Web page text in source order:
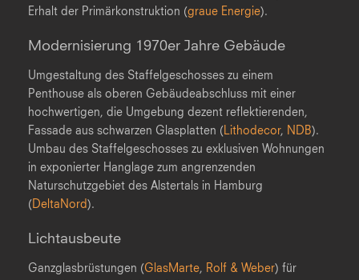
Erhalt der Primärkonstruktion (graue Energie).
Modernisierung 1970er Jahre Gebäude
Umgestaltung des Staffelgeschosses zu einem
Penthouse als oberen Gebäudeabschluss mit einer
hochwertigen, die Umgebung dezent reflektierenden,
Fassade aus schwarzen Glasplatten ( Lithodecor, NDB).
Umbau des Staffelgeschosses zu exklusiven Wohnungen
in exponierter Hanglage zum angrenzenden
Naturschutzgebiet des Alstertals in Hamburg
(DeltaNord).
Lichtausbeute
Ganzglasbrüstungen (GlasMarte, Rolf & Weber) für